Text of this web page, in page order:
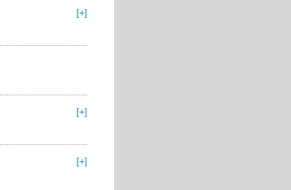
[+]
[+]
[+]